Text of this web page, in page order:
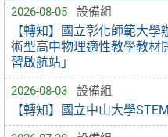
2026-08-05 設備組
【轉知】國立彰化師範大
術型高中物理適性教學教材
習啟航站」
2026-08-03 設備組
【轉知】國立中山大學